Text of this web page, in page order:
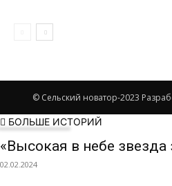
© Сельский новатор-2023
БОЛЬШЕ ИСТОРИЙ
«Высокая в небе звезда
02.02.2024